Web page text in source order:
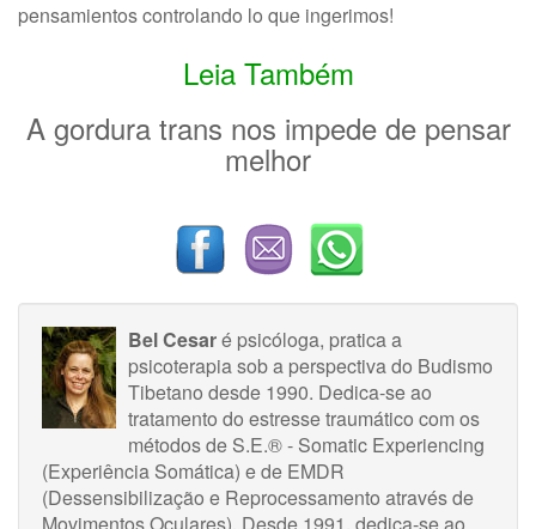
pensamientos controlando lo que ingerimos!
Leia Também
A gordura trans nos impede de pensar
melhor
Bel Cesaré psicóloga, pratica a
psicoterapia sob a perspectiva do Budismo
Tibetano desde 1990. Dedica-se ao
tratamento do estresse traumático com os
métodos de S.E.® - Somatic Experiencing
(Experiência Somática) e de EMDR
(Dessensibilização e Reprocessamento através de